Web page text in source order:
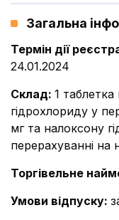
Загальна
Термін дії
24.01.2024
Склад: 1 таблетка
гідрохлориду у
мг та налоксону
перерахуванні на
Торгівельне
Умови відпуску: